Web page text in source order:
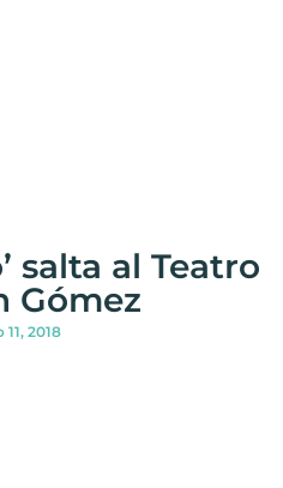
salta al Teatro
Gómez
11, 2018